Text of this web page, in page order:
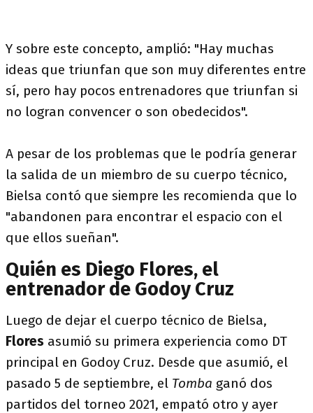
Y sobre este concepto, amplió: "Hay muchas
ideas que triunfan que son muy diferentes entre
sí, pero hay pocos entrenadores que triunfan si
no logran convencer o son obedecidos".
A pesar de los problemas que le podría generar
la salida de un miembro de su cuerpo técnico,
Bielsa contó que siempre les recomienda que lo
"abandonen para encontrar el espacio con el
que ellos sueñan".
Quién es Diego Flores, el
entrenador de Godoy Cruz
Luego de dejar el cuerpo técnico de Bielsa,
Flores asumió su primera experiencia como DT
principal en Godoy Cruz. Desde que asumió, el
pasado 5 de septiembre, el Tomba ganó dos
partidos del torneo 2021, empató otro y ayer